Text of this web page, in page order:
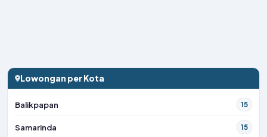
Lowongan per Kota
Balikpapan 15
Samarinda 15